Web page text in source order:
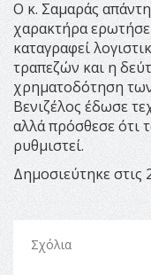
Ο κ. Σαμαράς
χαρακτήρα
καταγραφεί
τραπεζών και η
χρηματοδότηση
Βενιζέλος έδωσε
αλλά πρόσθεσε ότι
ρυθμιστεί.
Δημοσιεύτηκε
Σχόλια